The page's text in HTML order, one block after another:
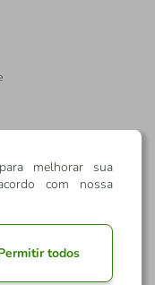
melhorar sua
com nossa
todos